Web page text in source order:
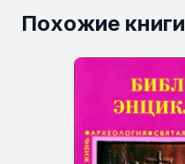
Похожие книги